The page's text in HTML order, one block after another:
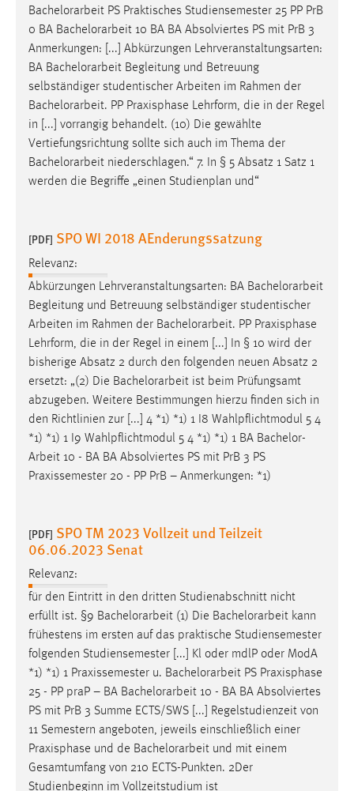
Bachelorarbeit PS Praktisches Studiensemester 25 PP PrB
0 BA Bachelorarbeit 10 BA BA Absolviertes PS mit PrB 3
Anmerkungen: [...] Abkürzungen Lehrveranstaltungsarten:
BA Bachelorarbeit Begleitung und Betreuung
selbständiger studentischer Arbeiten im Rahmen der
Bachelorarbeit. PP Praxisphase Lehrform, die in der Regel
in [...] vorrangig behandelt. (10) Die gewählte
Vertiefungsrichtung sollte sich auch im Thema der
Bachelorarbeit niederschlagen.“ 7. In § 5 Absatz 1 Satz 1
werden die Begriffe „einen Studienplan und“
[PDF] SPO WI 2018 AEnderungssatzung
Relevanz:
Abkürzungen Lehrveranstaltungsarten: BA Bachelorarbeit
Begleitung und Betreuung selbständiger studentischer
Arbeiten im Rahmen der Bachelorarbeit. PP Praxisphase
Lehrform, die in der Regel in einem [...] In § 10 wird der
bisherige Absatz 2 durch den folgenden neuen Absatz 2
ersetzt: „(2) Die Bachelorarbeit ist beim Prüfungsamt
abzugeben. Weitere Bestimmungen hierzu finden sich in
den Richtlinien zur [...] 4 *1) *1) 1 I8 Wahlpflichtmodul 5 4
*1) *1) 1 I9 Wahlpflichtmodul 5 4 *1) *1) 1 BA Bachelor-
Arbeit 10 - BA BA Absolviertes PS mit PrB 3 PS
Praxissemester 20 - PP PrB – Anmerkungen: *1)
[PDF] SPO TM 2023 Vollzeit und Teilzeit
06.06.2023 Senat
Relevanz:
für den Eintritt in den dritten Studienabschnitt nicht
erfüllt ist. §9 Bachelorarbeit (1) Die Bachelorarbeit kann
frühestens im ersten auf das praktische Studiensemester
folgenden Studiensemester [...] Kl oder mdlP oder ModA
*1) *1) 1 Praxissemester u. Bachelorarbeit PS Praxisphase
25 - PP praP – BA Bachelorarbeit 10 - BA BA Absolviertes
PS mit PrB 3 Summe ECTS/SWS [...] Regelstudienzeit von
11 Semestern angeboten, jeweils einschließlich einer
Praxisphase und de Bachelorarbeit und mit einem
Gesamtumfang von 210 ECTS-Punkten. 2Der
Studienbeginn im Vollzeitstudium ist